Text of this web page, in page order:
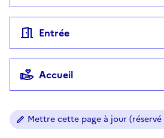
Entrée
Accueil
Mettre cette page à jour (réservé